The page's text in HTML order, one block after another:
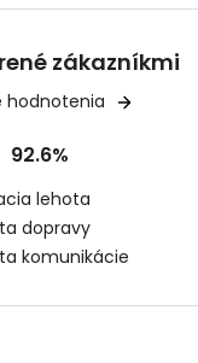
zákazníkmi
hodnotenia
92.6%
lehota
dopravy
komunikácie